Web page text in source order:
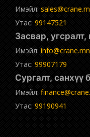
Имэйл:
Утас: 99147521
Засвар,
Имэйл: info@crane.mn
Утас: 99907179
Сургалт, санхүү
Имэйл:
Утас: 99190941